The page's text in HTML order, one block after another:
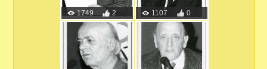
1749 2 1107 0